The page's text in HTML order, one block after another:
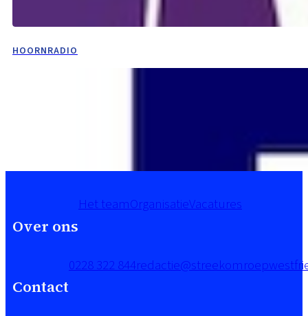
HOORNRADIO
Over ons
Het teamOrganisatieVacatures
Contact
0228 322 844